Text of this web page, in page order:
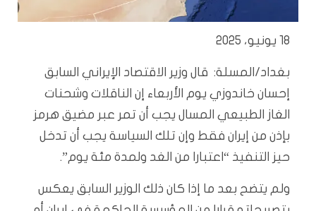
18 يونيو، 2025
بغداد/المسلة: قال وزير الاقتصاد الإيراني السابق
إحسان خاندوزي يوم الأربعاء إن الناقلات وشحنات
الغاز الطبيعي المسال يجب أن تمر عبر مضيق هرمز
بإذن من إيران فقط وإن تلك السياسة يجب أن تدخل
حيز التنفيذ “اعتبارا من الغد ولمدة مئة يوم”.
ولم يتضح بعد ما إذا كان ذلك الوزير السابق يعكس